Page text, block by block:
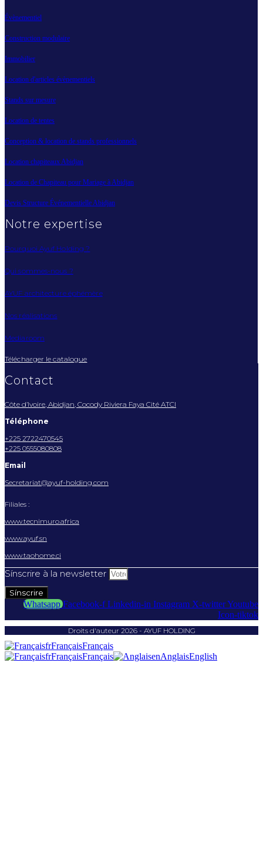
Évènementiel
Construction modulaire
Immobilier
Location d'articles évènementiels
Stands sur mesure
Location de tentes
Conception & location de stands professionnels
Location chapiteaux Abidjan
Location de Chapiteau pour Mariage à Abidjan
Devis Structure Événementielle Abidjan
Notre expertise
Pourquoi Ayuf Holding ?
Qui sommes-nous ?
AYUF architecture éphémère
Nos réalisations
Mediaroom
Télécharger le catalogue
Contact
Côte d’Ivoire, Abidjan, Cocody Riviera Faya Cité ATCI
Téléphone
+225 2722470545
+225 0555080808
Email
Secretariat@ayuf-holding.com
Filiales :
www.tecnimuro.africa
www.ayuf.sn
www.taohome.ci
Sínscrire à la newsletter
Sínscrire
Whatsapp Facebook-f Linkedin-in Instagram X-twitterYoutube
Icon-tiktok
Droits d'auteur 2026 - AYUF HOLDING
frFrançaisFrançais
frFrançaisFrançais enAnglaisEnglish